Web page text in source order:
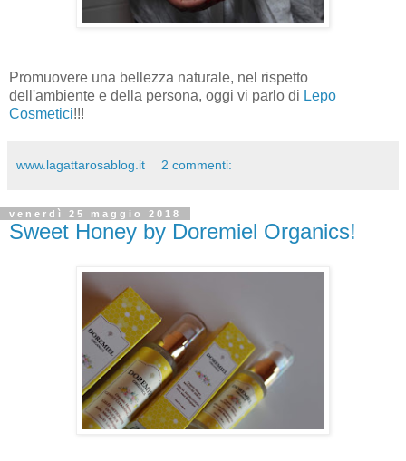
Promuovere una bellezza naturale, nel rispetto
dell'ambiente e della persona, oggi vi parlo di Lepo
Cosmetici!!!
www.lagattarosablog.it 2 commenti:
venerdì 25 maggio 2018
Sweet Honey by Doremiel Organics!